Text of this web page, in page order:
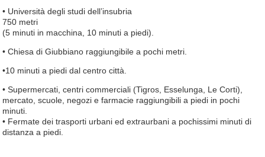
• Università degli studi dell’insubria
750 metri
(5 minuti in macchina, 10 minuti a piedi).
• Chiesa di Giubbiano raggiungibile a pochi metri.
•10 minuti a piedi dal centro città.
• Supermercati, centri commerciali (Tigros, Esselunga, Le Corti),
mercato, scuole, negozi e farmacie raggiungibili a piedi in pochi
minuti.
• Fermate dei trasporti urbani ed extraurbani a pochissimi minuti di
distanza a piedi.